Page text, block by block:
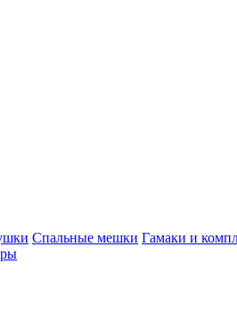
Спальные мешки Гамаки и